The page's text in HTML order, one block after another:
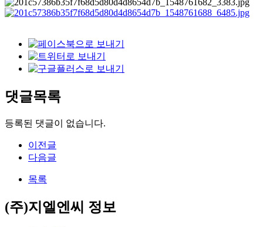
댓글목록
등록된 댓글이 없습니다.
이전글
다음글
목록
(주)지엘엔씨 정보